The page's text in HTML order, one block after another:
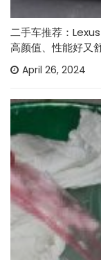
二手车推荐：
高颜值、性能好又
April 26, 2024